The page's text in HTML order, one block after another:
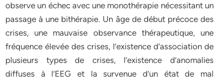
observe un échec avec une monothérapie nécessitant un
passage à une bithérapie. Un âge de début précoce des
crises, une mauvaise observance thérapeutique, une
fréquence élevée des crises, l’existence d’association de
plusieurs types de crises, l’existence d’anomalies
diffuses à l’EEG et la survenue d’un état de mal